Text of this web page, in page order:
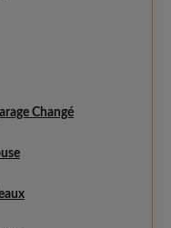
Changé